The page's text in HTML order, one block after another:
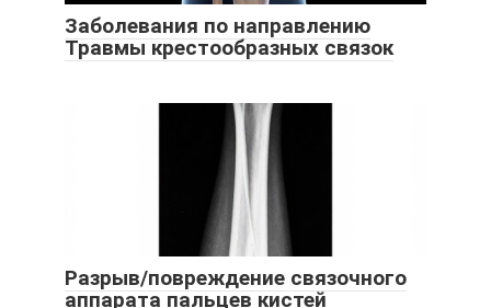
Заболевания по направлению
Травмы крестообразных связок
Разрыв/повреждение связочного
аппарата пальцев кистей